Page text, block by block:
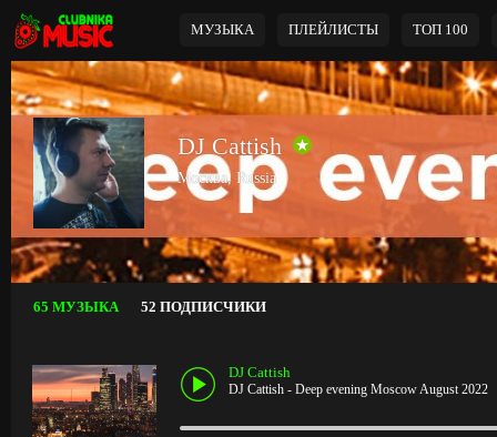
МУЗЫКА ПЛЕЙЛИСТЫ ТОП 100
DJ Cattish
Москва, Russia
65 МУЗЫКА 52 ПОДПИСЧИКИ
DJ Cattish
DJ Cattish - Deep evening Moscow August 2022